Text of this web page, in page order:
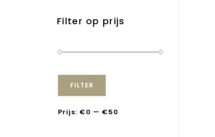
Filter op prijs
FILTER
Prijs: €0 — €50